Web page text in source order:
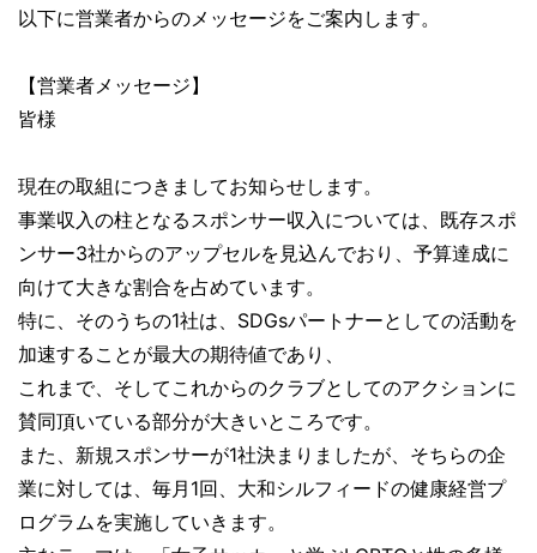
以下に営業者からのメッセージをご案内します。
【営業者メッセージ】
皆様
現在の取組につきましてお知らせします。
事業収入の柱となるスポンサー収入については、既存スポ
ンサー3社からのアップセルを見込んでおり、予算達成に
向けて大きな割合を占めています。
特に、そのうちの1社は、SDGsパートナーとしての活動を
加速することが最大の期待値であり、
これまで、そしてこれからのクラブとしてのアクションに
賛同頂いている部分が大きいところです。
また、新規スポンサーが1社決まりましたが、そちらの企
業に対しては、毎月1回、大和シルフィードの健康経営プ
ログラムを実施していきます。